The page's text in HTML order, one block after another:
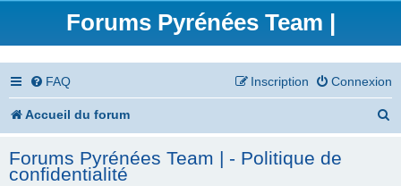
Forums Pyrénées Team |
FAQ Connexion
Inscription
Accueil du forum
Forums Pyrénées Team | - Politique de
confidentialité